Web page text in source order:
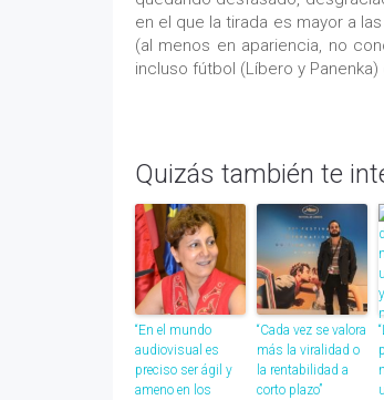
en el que la tirada es mayor a
(al menos en apariencia, no
incluso fútbol (Líbero y
Quizás también te
“En el mundo
audiovisual es
preciso ser ágil y
ameno en los
“Cada vez se valora
más la viralidad o
la rentabilidad a
corto plazo”